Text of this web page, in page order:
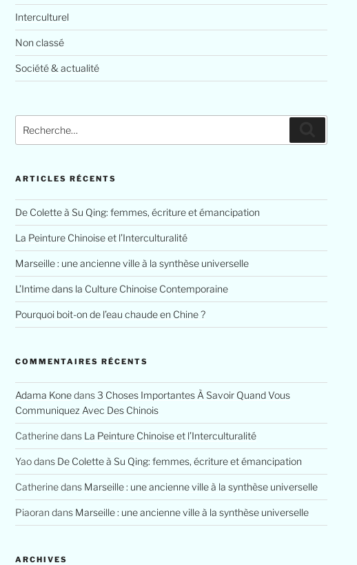
Interculturel
Non classé
Société & actualité
pour
ARTICLES RÉCENTS
De Colette à Su Qing: femmes, écriture et émancipation
La Peinture Chinoise et l’Interculturalité
Marseille : une ancienne ville à la synthèse universelle
L’Intime dans la Culture Chinoise Contemporaine
Pourquoi boit-on de l’eau chaude en Chine ?
COMMENTAIRES RÉCENTS
Adama Konedans3 Choses Importantes À Savoir Quand Vous
Communiquez Avec Des Chinois
Catherinedans La Peinture Chinoise et l’Interculturalité
Yaodans De Colette à Su Qing: femmes, écriture et émancipation
Catherinedans Marseille : une ancienne ville à la synthèse universelle
Piaoran dans Marseille : une ancienne ville à la synthèse universelle
ARCHIVES